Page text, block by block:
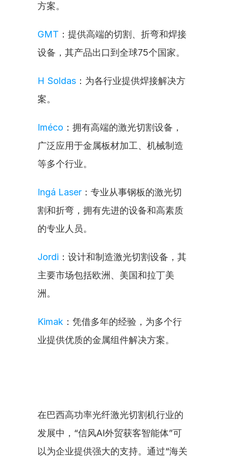
方案。
GMT ：提供高端的切割、折弯和焊接
设备，其产品出口到全球75个国家。
H Soldas ：为各行业提供焊接解决方
案。
Iméco ：拥有高端的激光切割设备，
广泛应用于金属板材加工、机械制造
等多个行业。
Ingá Laser ：专业从事钢板的激光切
割和折弯，拥有先进的设备和高素质
的专业人员。
Jordi ：设计和制造激光切割设备，其
主要市场包括欧洲、美国和拉丁美
洲。
Kimak ：凭借多年的经验，为多个行
业提供优质的金属组件解决方案。
在巴西高功率光纤激光切割机行业的
发展中，“信风AI外贸获客智能体”可
以为企业提供强大的支持。通过“海关